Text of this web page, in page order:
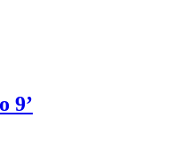
9’